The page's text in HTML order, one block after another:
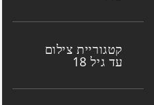
קטגוריית צילום
עד גיל 18